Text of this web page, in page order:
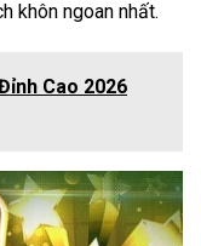
khôn ngoan nhất.
Cao 2026